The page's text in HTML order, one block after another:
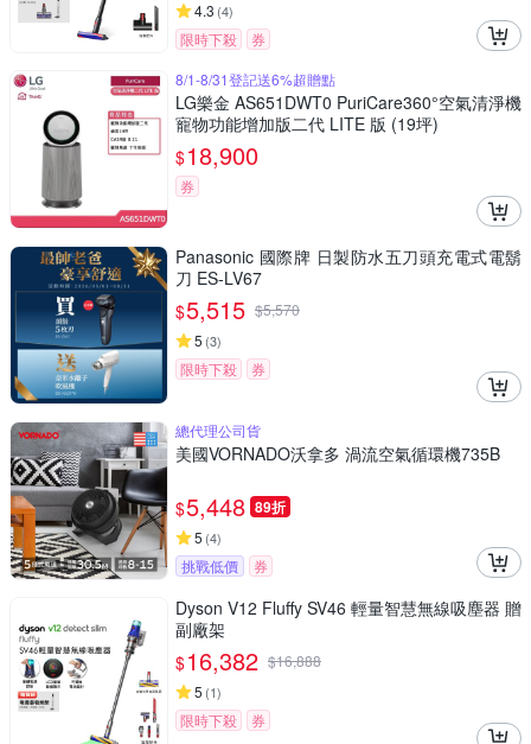
4.3 (4)
限時下殺
券
8/1-8/31登記送6%超贈點
LG樂金 AS651DWT0 PuriCare360°空氣清淨機
寵物功能增加版二代 LITE 版 (19坪)
$18,900
券
Panasonic 國際牌 日製防水五刀頭充電式電鬍
刀 ES-LV67
$5,515 $5,570
5 (3)
限時下殺 券
總代理公司貨
美國VORNADO沃拿多 渦流空氣循環機735B
$5,448 89折
5 (4)
挑戰低價 券
Dyson V12 Fluffy SV46 輕量智慧無線吸塵器 贈
副廠架
$16,382 $16,888
5 (1)
限時下殺 券